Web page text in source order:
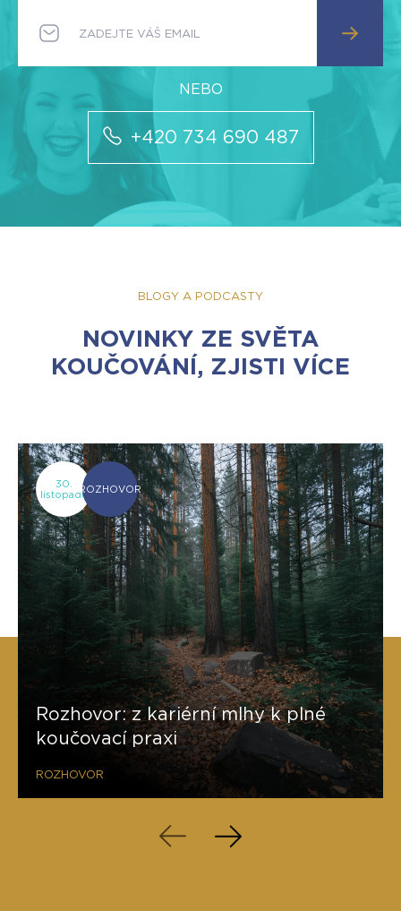
+420 734 690 487
BLOGY A PODCASTY
NOVINKY ZE SVĚTA
KOUČOVÁNÍ, ZJISTI VÍCE
30.
listopaduROZHOVOR
Rozhovor: z kariérní mlhy k plné
koučovací praxi
ROZHOVOR